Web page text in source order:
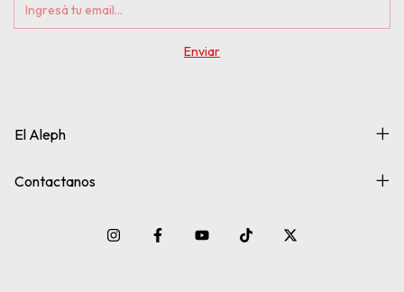
El Aleph
Contactanos